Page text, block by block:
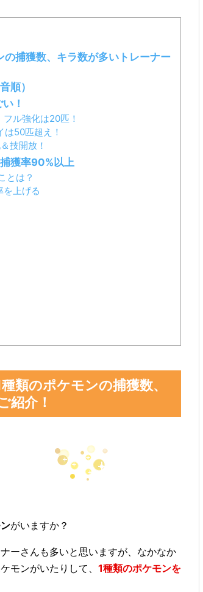
の捕獲数、キラ数が多いトレーナー
順）
！
ル強化は20匹！
50匹超え！
技開放！
獲率90%以上
とは？
を上げる
類のポケモンの捕獲数、
紹介！
がいますか？
ーさんも多いと思いますが、なかなか
モンがいたりして、 1種類のポケモンを